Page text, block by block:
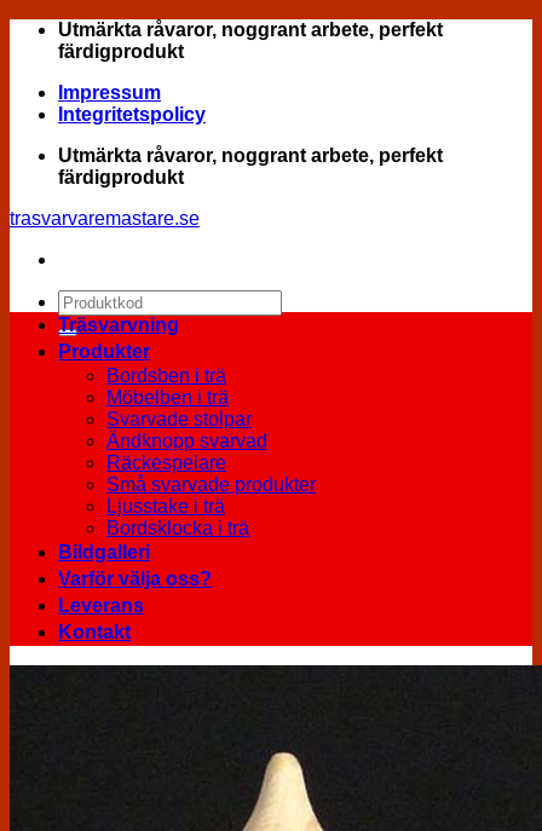
Skip
Utmärkta råvaror, noggrant arbete, perfekt
färdigprodukt
Impressum
Integritetspolicy
Utmärkta råvaror, noggrant arbete, perfekt
färdigprodukt
trasvarvaremastare.se
Sök
efter:
Träsvarvning
Produkter
Bordsben i trä
Möbelben i trä
Svarvade stolpar
Ändknopp svarvad
Räckespelare
Små svarvade produkter
Ljusstake i trä
Bordsklocka i trä
Bildgalleri
Varför välja oss?
Leverans
Kontakt